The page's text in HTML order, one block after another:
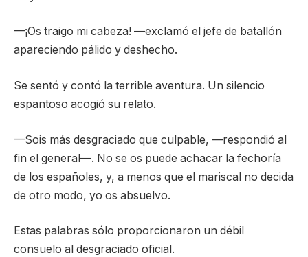
—¡Os traigo mi cabeza! —exclamó el jefe de batallón
apareciendo pálido y deshecho.
Se sentó y contó la terrible aventura. Un silencio
espantoso acogió su relato.
—Sois más desgraciado que culpable, —respondió al
fin el general—. No se os puede achacar la fechoría
de los españoles, y, a menos que el mariscal no decida
de otro modo, yo os absuelvo.
Estas palabras sólo proporcionaron un débil
consuelo al desgraciado oficial.